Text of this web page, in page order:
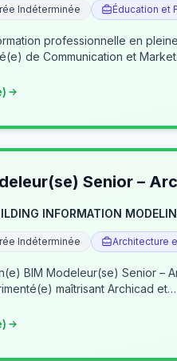
Indéterminée Éducation et
professionnelle en
de Communication et
Senior –
INFORMATION
Indéterminée Architecture
– Archicad & Revit Dans le cadre du développement de nos
maîtrisant Archicad et…